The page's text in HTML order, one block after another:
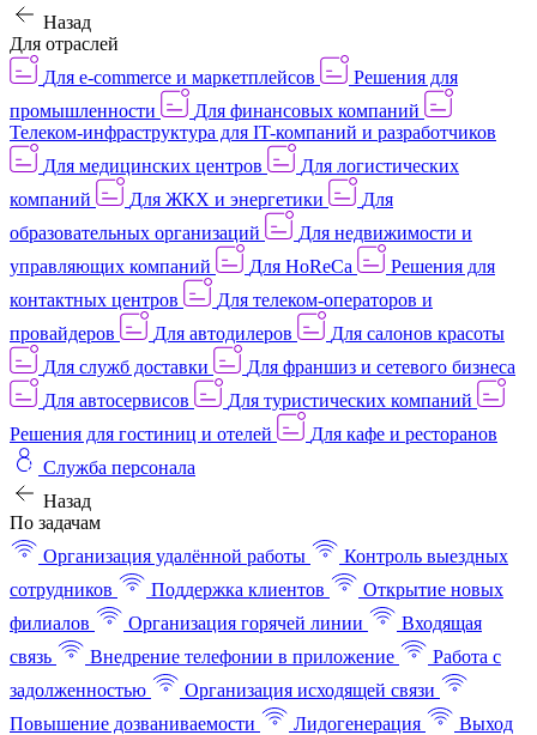
Назад
Для отраслей
Для e-commerce и маркетплейсов
Решения для
промышленности
Для финансовых компаний
Телеком-инфраструктура для IT-компаний и разработчиков
Для медицинских центров
Для логистических
компаний
Для ЖКХ и энергетики
Для
образовательных организаций
Для недвижимости и
управляющих компаний
Для HoReCa
Решения для
контактных центров
Для телеком-операторов и
провайдеров
Для автодилеров
Для салонов красоты
Для служб доставки
Для франшиз и сетевого бизнеса
Для автосервисов
Для туристических компаний
Решения для гостиниц и отелей
Для кафе и ресторанов
Служба персонала
Назад
По задачам
Организация удалённой работы
Контроль выездных
сотрудников
Поддержка клиентов
Открытие новых
филиалов
Организация горячей линии
Входящая
связь
Внедрение телефонии в приложение
Работа с
задолженностью
Организация исходящей связи
Повышение дозваниваемости
Лидогенерация
Выход